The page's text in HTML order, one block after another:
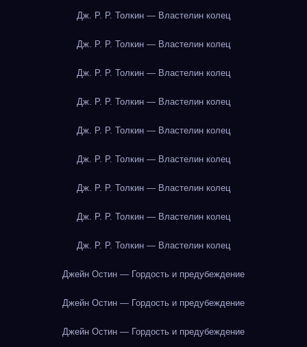
Дж. Р. Р. Толкин — Властелин колец
Дж. Р. Р. Толкин — Властелин колец
Дж. Р. Р. Толкин — Властелин колец
Дж. Р. Р. Толкин — Властелин колец
Дж. Р. Р. Толкин — Властелин колец
Дж. Р. Р. Толкин — Властелин колец
Дж. Р. Р. Толкин — Властелин колец
Дж. Р. Р. Толкин — Властелин колец
Дж. Р. Р. Толкин — Властелин колец
Джейн Остин — Гордость и предубеждение
Джейн Остин — Гордость и предубеждение
Джейн Остин — Гордость и предубеждение